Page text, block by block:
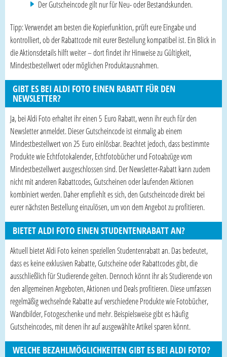
Der Gutscheincode gilt nur für Neu- oder Bestandskunden.
Tipp: Verwendet am besten die Kopierfunktion, prüft eure Eingabe und
kontrolliert, ob der Rabattcode mit eurer Bestellung kompatibel ist. Ein Blick in
die Aktionsdetails hilft weiter – dort findet ihr Hinweise zu Gültigkeit,
Mindestbestellwert oder möglichen Produktausnahmen.
GIBT ES BEI ALDI FOTO EINEN RABATT FÜR DEN
NEWSLETTER?
Ja, bei Aldi Foto erhaltet ihr einen 5 Euro Rabatt, wenn ihr euch für den
Newsletter anmeldet. Dieser Gutscheincode ist einmalig ab einem
Mindestbestellwert von 25 Euro einlösbar. Beachtet jedoch, dass bestimmte
Produkte wie Echtfotokalender, Echtfotobücher und Fotoabzüge vom
Mindestbestellwert ausgeschlossen sind. Der Newsletter-Rabatt kann zudem
nicht mit anderen Rabattcodes, Gutscheinen oder laufenden Aktionen
kombiniert werden. Daher empfiehlt es sich, den Gutscheincode direkt bei
eurer nächsten Bestellung einzulösen, um von dem Angebot zu profitieren.
BIETET ALDI FOTO EINEN STUDENTENRABATT AN?
Aktuell bietet Aldi Foto keinen speziellen Studentenrabatt an. Das bedeutet,
dass es keine exklusiven Rabatte, Gutscheine oder Rabattcodes gibt, die
ausschließlich für Studierende gelten. Dennoch könnt ihr als Studierende von
den allgemeinen Angeboten, Aktionen und Deals profitieren. Diese umfassen
regelmäßig wechselnde Rabatte auf verschiedene Produkte wie Fotobücher,
Wandbilder, Fotogeschenke und mehr. Beispielsweise gibt es häufig
Gutscheincodes, mit denen ihr auf ausgewählte Artikel sparen könnt.
WELCHE BEZAHLMÖGLICHKEITEN GIBT ES BEI ALDI FOTO?